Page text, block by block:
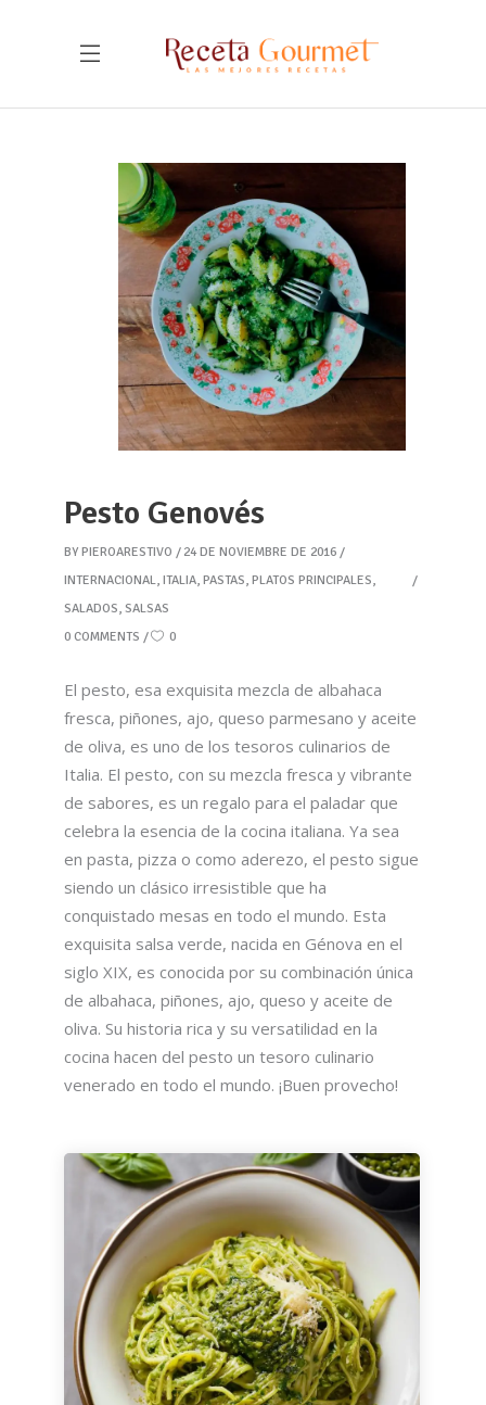
Pesto Genovés
BY PIEROARESTIVO
24 DE NOVIEMBRE DE 2016
INTERNACIONAL, ITALIA, PASTAS, PLATOS PRINCIPALES,
SALADOS, SALSAS
0 COMMENTS
0
El pesto, esa exquisita mezcla de albahaca
fresca, piñones, ajo, queso parmesano y aceite
de oliva, es uno de los tesoros culinarios de
Italia. El pesto, con su mezcla fresca y vibrante
de sabores, es un regalo para el paladar que
celebra la esencia de la cocina italiana. Ya sea
en pasta, pizza o como aderezo, el pesto sigue
siendo un clásico irresistible que ha
conquistado mesas en todo el mundo. Esta
exquisita salsa verde, nacida en Génova en el
siglo XIX, es conocida por su combinación única
de albahaca, piñones, ajo, queso y aceite de
oliva. Su historia rica y su versatilidad en la
cocina hacen del pesto un tesoro culinario
venerado en todo el mundo. ¡Buen provecho!